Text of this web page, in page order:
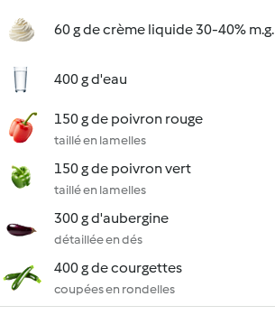
60 g de crème liquide 30-40% m.g.
400 g d'eau
150 g de poivron rouge
taillé en lamelles
150 g de poivron vert
taillé en lamelles
300 g d'aubergine
détaillée en dés
400 g de courgettes
coupées en rondelles